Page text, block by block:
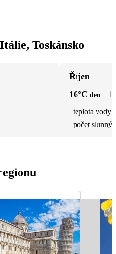
Toskánsko
Říjen
16°C den 11
teplota vody
počet